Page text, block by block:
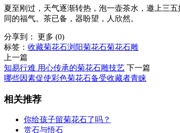
夏至刚过，天气逐渐转热，泡一壶茶水，邀上三
同的福气。茶已备，器盼望，人欣然。
分享到： 更多 (0)
标签： 收藏菊花石浏阳菊花石菊花石雕
上一篇
知易行难 用心传承的菊花石雕技艺 下一篇
哪些因素促使彩色菊花石备受收藏者青睐
相关推荐
你给孩子留菊花石了吗？
赏石与悟石